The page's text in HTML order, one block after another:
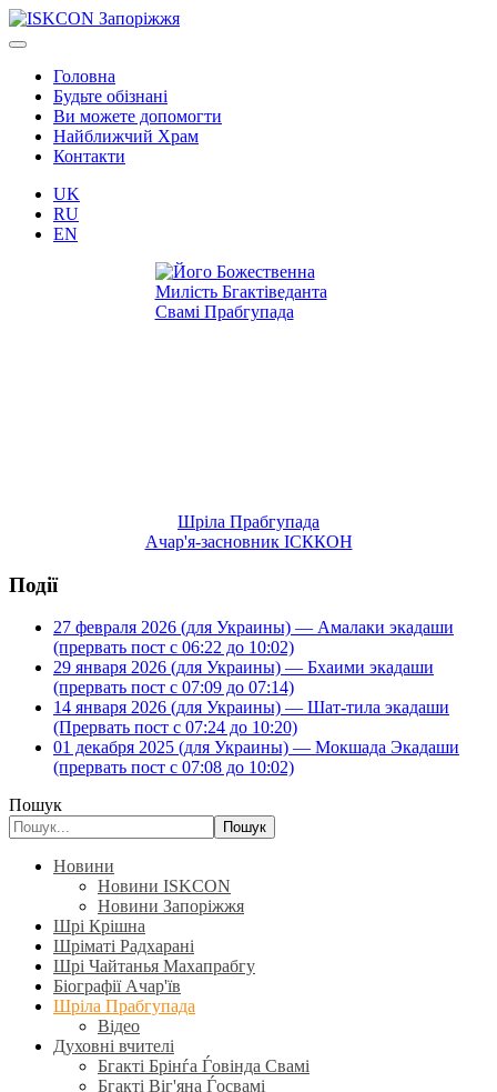
Головна
Будьте обізнані
Ви можете допомогти
Найближчий Храм
Контакти
UK
RU
EN
Шріла Прабгупада
Ачар'я-засновник ІСККОН
Події
27 февраля 2026 (для Украины) — Амалаки экадаши
(прервать пост с 06:22 до 10:02)
29 января 2026 (для Украины) — Бхаими экадаши
(прервать пост с 07:09 до 07:14)
14 января 2026 (для Украины) — Шат-тила экадаши
(Прервать пост с 07:24 до 10:20)
01 декабря 2025 (для Украины) — Мокшада Экадаши
(прервать пост с 07:08 до 10:02)
Пошук
Пошук
Новини
Новини ISKCON
Новини Запоріжжя
Шрі Крішна
Шріматі Радхарані
Шрі Чайтанья Махапрабгу
Біографії Ачар'їв
Шріла Прабгупада
Відео
Духовні вчителі
Бгакті Брінѓа Ѓовінда Свамі
Бгакті Віг'яна Ѓосвамі